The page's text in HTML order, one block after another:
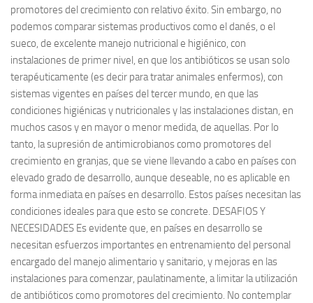
promotores del crecimiento con relativo éxito. Sin embargo, no
podemos comparar sistemas productivos como el danés, o el
sueco, de excelente manejo nutricional e higiénico, con
instalaciones de primer nivel, en que los antibióticos se usan solo
terapéuticamente (es decir para tratar animales enfermos), con
sistemas vigentes en países del tercer mundo, en que las
condiciones higiénicas y nutricionales y las instalaciones distan, en
muchos casos y en mayor o menor medida, de aquellas. Por lo
tanto, la supresión de antimicrobianos como promotores del
crecimiento en granjas, que se viene llevando a cabo en países con
elevado grado de desarrollo, aunque deseable, no es aplicable en
forma inmediata en países en desarrollo. Estos países necesitan las
condiciones ideales para que esto se concrete. DESAFIOS Y
NECESIDADES Es evidente que, en países en desarrollo se
necesitan esfuerzos importantes en entrenamiento del personal
encargado del manejo alimentario y sanitario, y mejoras en las
instalaciones para comenzar, paulatinamente, a limitar la utilización
de antibióticos como promotores del crecimiento. No contemplar